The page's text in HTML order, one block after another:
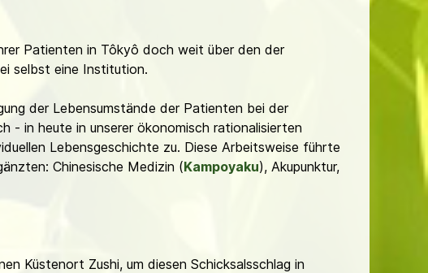
Patienten in Tôkyô doch weit über den der
selbst eine Institution.
der Lebensumstände der Patienten bei der
- in heute in unserer ökonomisch rationalisierten
Lebensgeschichte zu. Diese Arbeitsweise führte
Chinesische Medizin (Kampoyaku), Akupunktur,
Küstenort Zushi, um diesen Schicksalsschlag in